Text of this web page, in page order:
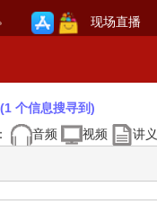
现场直播
个信息搜寻到)
音频 视频 讲义